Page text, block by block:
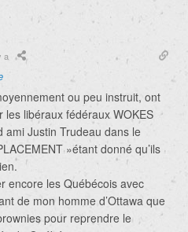
a
ou peu instruit, ont
libéraux fédéraux WOKES
ami Justin Trudeau dans le
»étant donné qu’ils
encore les Québécois avec
de mon homme d’Ottawa que
pour reprendre le